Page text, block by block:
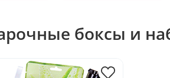
боксы и